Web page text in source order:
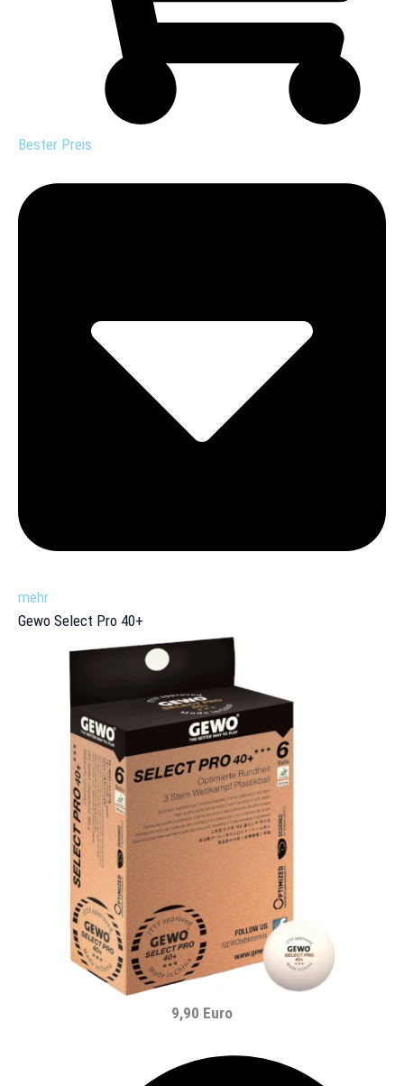
Bester Preis
mehr
Gewo Select Pro 40+
9,90 Euro